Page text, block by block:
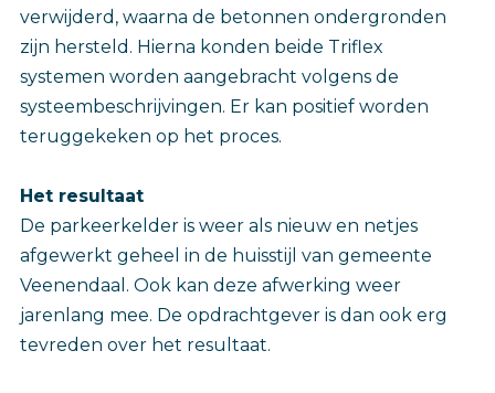
verwijderd, waarna de betonnen ondergronden
zijn hersteld. Hierna konden beide Triflex
systemen worden aangebracht volgens de
systeembeschrijvingen. Er kan positief worden
teruggekeken op het proces.
Het resultaat
De parkeerkelder is weer als nieuw en netjes
afgewerkt geheel in de huisstijl van gemeente
Veenendaal. Ook kan deze afwerking weer
jarenlang mee. De opdrachtgever is dan ook erg
tevreden over het resultaat.